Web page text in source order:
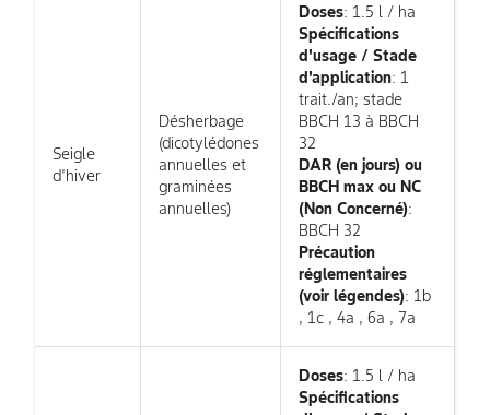
Seigle
d'hiver
Désherbage
(dicotylédones
annuelles et
graminées
annuelles)
Doses: 1.5 l / ha
Spécifications
d'usage / Stade
d'application: 1
trait./an; stade
BBCH 13 à BBCH
32
DAR (en jours) ou
BBCH max ou NC
(Non Concerné):
BBCH 32
Précaution
réglementaires
(voir légendes): 1b
, 1c , 4a , 6a , 7a
Doses: 1.5 l / ha
Spécifications